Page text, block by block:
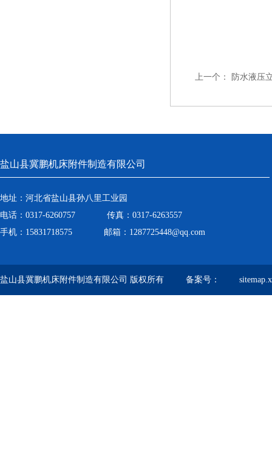
上一个： 防水液压
盐山县冀鹏机床附件制造有限公司
地址：河北省盐山县孙八里工业园
电话：0317-6260757 传真：0317-6263557
手机：15831718575 邮箱：1287725448@qq.com
盐山县冀鹏机床附件制造有限公司 版权所有 备案号：